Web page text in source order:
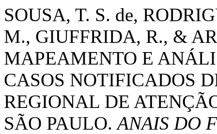
SOUSA, T. S. de,
M., GIUFFRIDA, R., &
MAPEAMENTO E
CASOS NOTIFICADOS
REGIONAL DE
SÃO PAULO.ANAIS DO